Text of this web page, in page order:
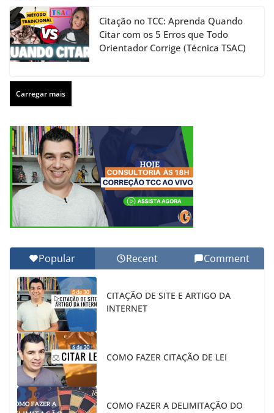
Citação no TCC: Aprenda Quando
Citar com os 5 Erros que Todo
Orientador Corrige (Técnica TSAC)
Carregar mais
Popular Recent Comment
CITAÇÃO DE SITE E ARTIGO DA
INTERNET
COMO FAZER CITAÇÃO DE LEI
COMO FAZER A DELIMITAÇÃO DO